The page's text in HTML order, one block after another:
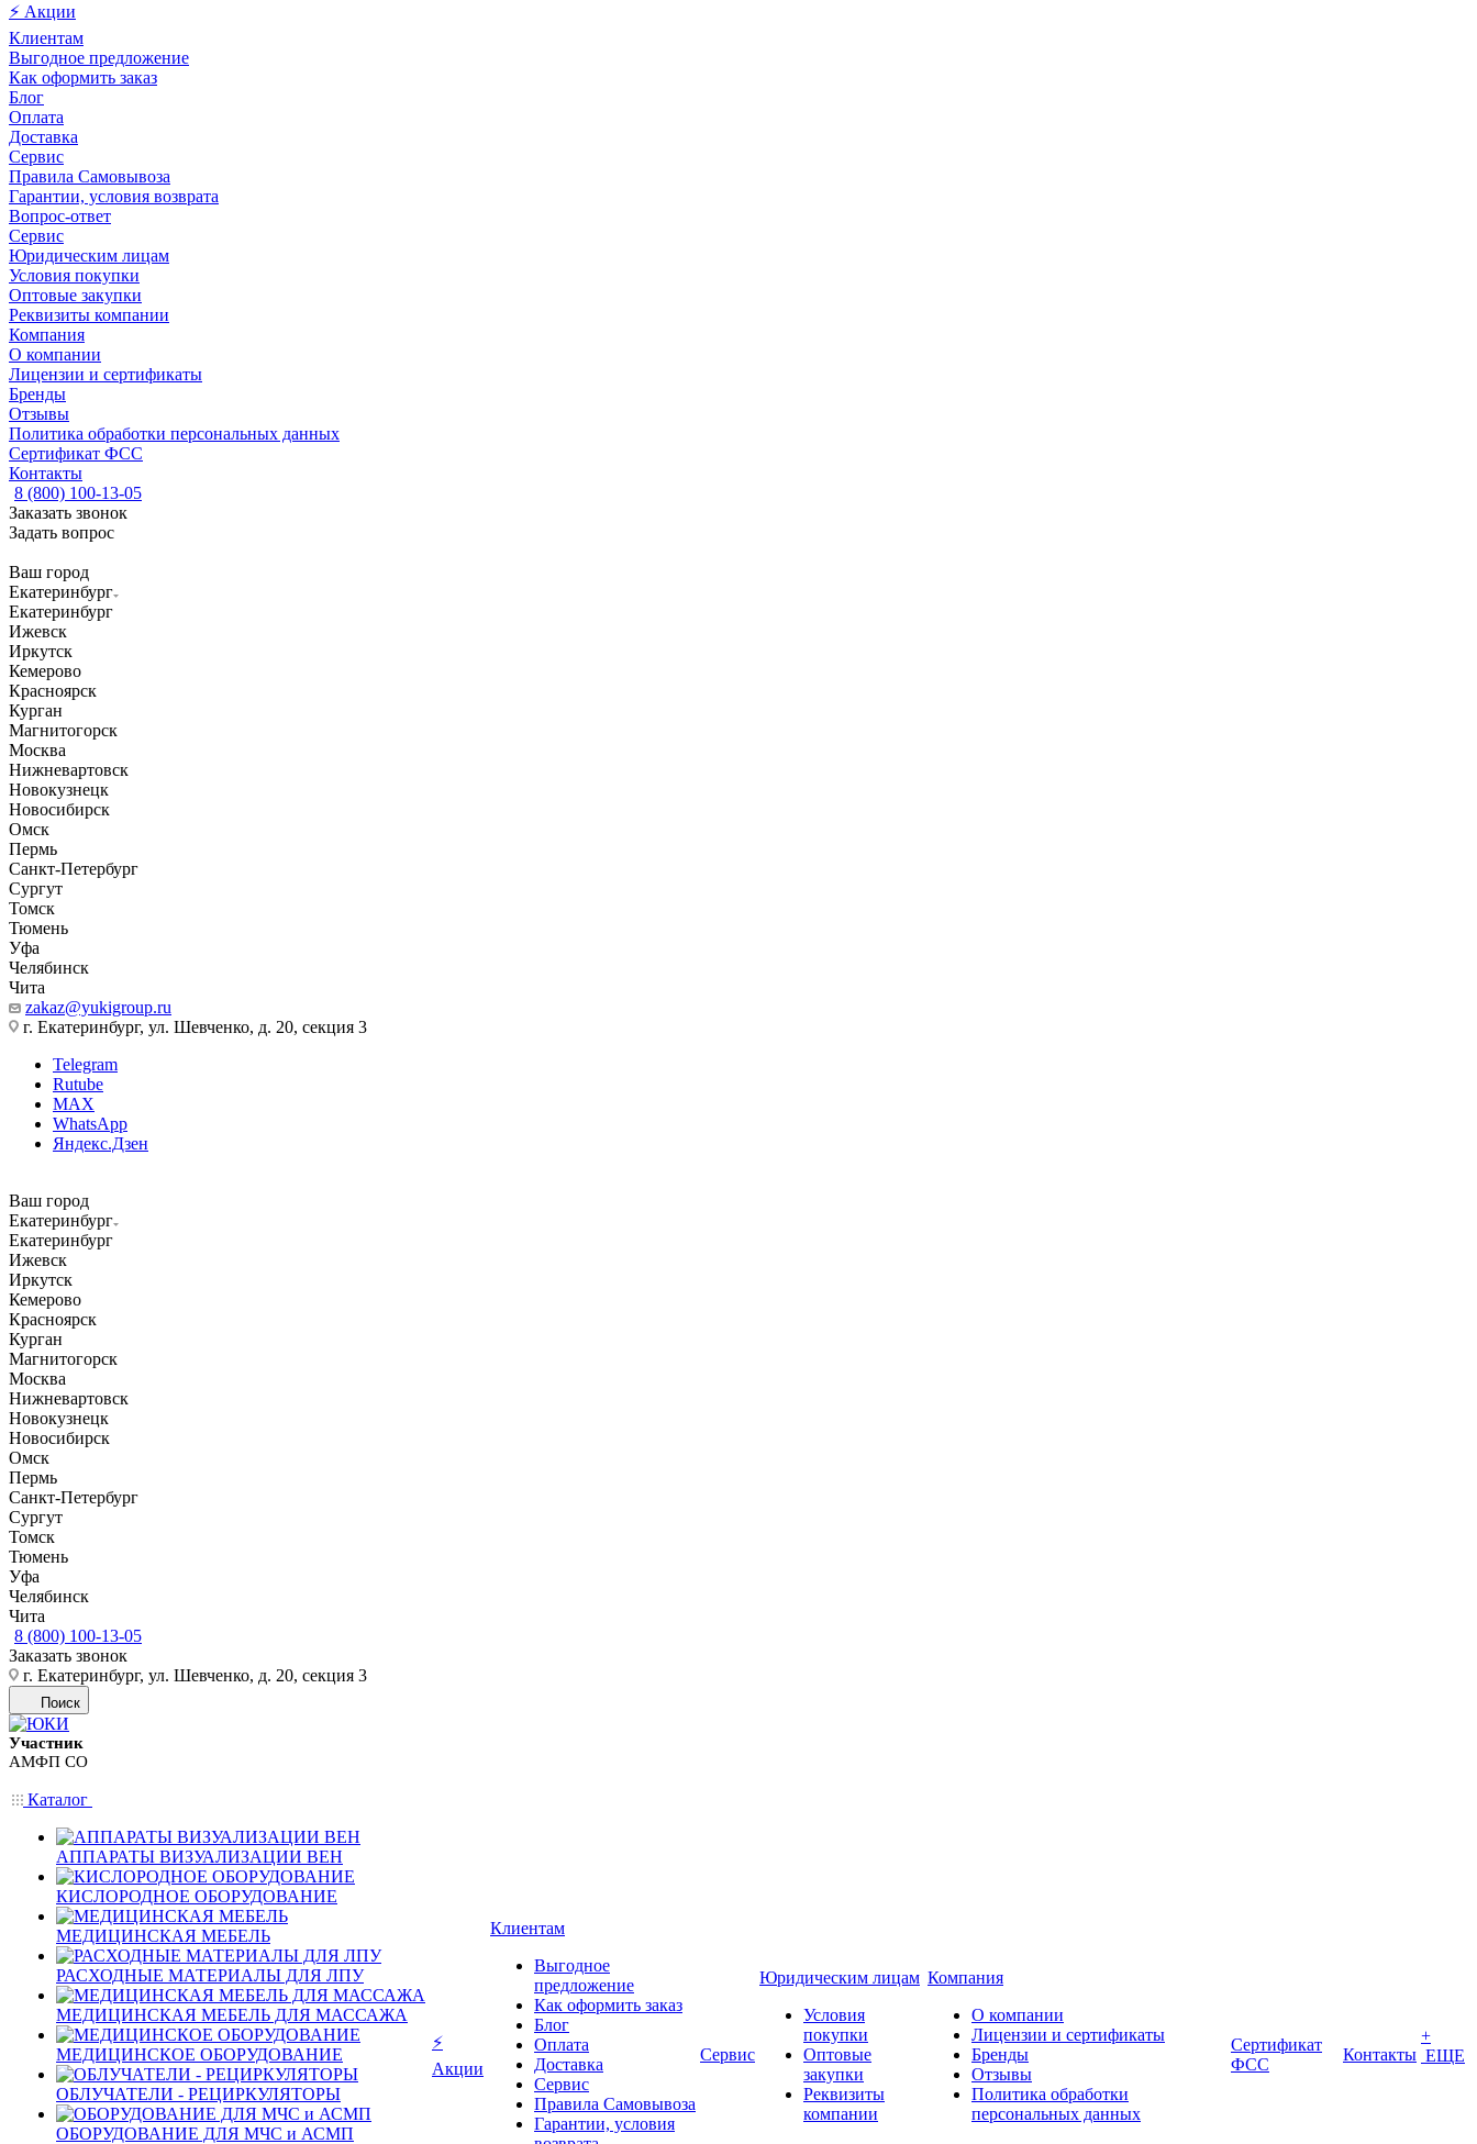
⚡ Акции
Клиентам
Выгодное предложение
Как оформить заказ
Блог
Оплата
Доставка
Сервис
Правила Самовывоза
Гарантии, условия возврата
Вопрос-ответ
Сервис
Юридическим лицам
Условия покупки
Оптовые закупки
Реквизиты компании
Компания
О компании
Лицензии и сертификаты
Бренды
Отзывы
Политика обработки персональных данных
Сертификат ФСС
Контакты
8 (800) 100-13-05
Заказать звонок
Задать вопрос
Ваш город
Екатеринбург
Екатеринбург
Ижевск
Иркутск
Кемерово
Красноярск
Курган
Магнитогорск
Москва
Нижневартовск
Новокузнецк
Новосибирск
Омск
Пермь
Санкт-Петербург
Сургут
Томск
Тюмень
Уфа
Челябинск
Чита
zakaz@yukigroup.ru
г. Екатеринбург, ул. Шевченко, д. 20, секция 3
Telegram
Rutube
MAX
WhatsApp
Яндекс.Дзен
Ваш город
Екатеринбург
Екатеринбург
Ижевск
Иркутск
Кемерово
Красноярск
Курган
Магнитогорск
Москва
Нижневартовск
Новокузнецк
Новосибирск
Омск
Пермь
Санкт-Петербург
Сургут
Томск
Тюмень
Уфа
Челябинск
Чита
8 (800) 100-13-05
Заказать звонок
г. Екатеринбург, ул. Шевченко, д. 20, секция 3
Поиск
Участник
АМФП СО
Каталог
АППАРАТЫ ВИЗУАЛИЗАЦИИ ВЕН
КИСЛОРОДНОЕ ОБОРУДОВАНИЕ
МЕДИЦИНСКАЯ МЕБЕЛЬ
РАСХОДНЫЕ МАТЕРИАЛЫ ДЛЯ ЛПУ
МЕДИЦИНСКАЯ МЕБЕЛЬ ДЛЯ МАССАЖА
МЕДИЦИНСКОЕ ОБОРУДОВАНИЕ
ОБЛУЧАТЕЛИ - РЕЦИРКУЛЯТОРЫ
ОБОРУДОВАНИЕ ДЛЯ МЧС и АСМП
⚡
Акции
Клиентам
Выгодное
предложение
Как оформить заказ
Блог
Оплата
Доставка
Сервис
Правила Самовывоза
Гарантии, условия
Сервис
Юридическим лицам
Условия
покупки
Оптовые
закупки
Реквизиты
компании
Компания
О компании
Лицензии и сертификаты
Бренды
Отзывы
Политика обработки
персональных данных
Сертификат
ФСС
Контакты
+
ЕЩЕ